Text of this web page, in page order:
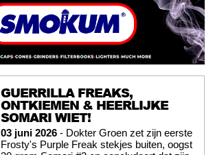
GUERRILLA FREAKS,
ONTKIEMEN & HEERLIJKE
SOMARI WIET!
03 juni 2026 - Dokter Groen zet zijn eerste
Frosty's Purple Freak stekjes buiten, oogst